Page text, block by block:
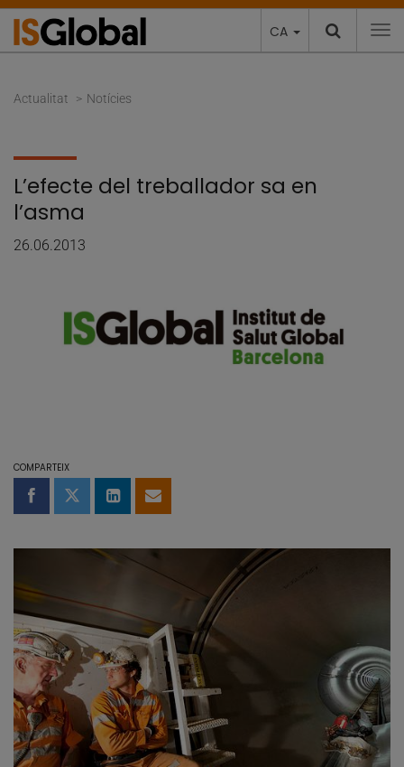
CA
Actualitat Notícies
L’efecte del treballador sa en
l’asma
26.06.2013
COMPARTEIX
Compartir a Facebook
Compartir a Twitter
Comparteix a LinkedIn
Comparteix per email